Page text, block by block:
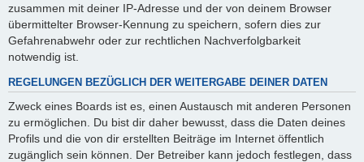
zusammen mit deiner IP-Adresse und der von deinem Browser
übermittelter Browser-Kennung zu speichern, sofern dies zur
Gefahrenabwehr oder zur rechtlichen Nachverfolgbarkeit
notwendig ist.
REGELUNGEN BEZÜGLICH DER WEITERGABE DEINER DATEN
Zweck eines Boards ist es, einen Austausch mit anderen Personen
zu ermöglichen. Du bist dir daher bewusst, dass die Daten deines
Profils und die von dir erstellten Beiträge im Internet öffentlich
zugänglich sein können. Der Betreiber kann jedoch festlegen, dass